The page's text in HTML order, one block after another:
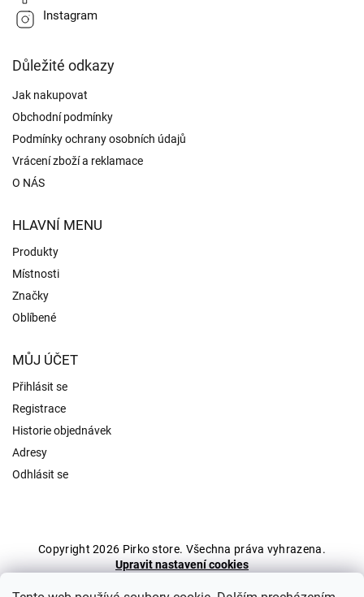
Instagram
Důležité odkazy
Jak nakupovat
Obchodní podmínky
Podmínky ochrany osobních údajů
Vrácení zboží a reklamace
O NÁS
HLAVNÍ MENU
Produkty
Místnosti
Značky
Oblíbené
MŮJ ÚČET
Přihlásit se
Registrace
Historie objednávek
Adresy
Odhlásit se
Copyright 2026 Pirko store. Všechna práva vyhrazena.
Upravit nastavení cookies